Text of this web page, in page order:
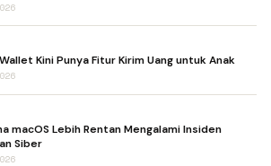
Kini Punya Fitur Kirim Uang untuk Anak
macOS Lebih Rentan Mengalami Insiden
Siber